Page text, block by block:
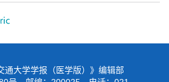
通大学学报（医学版）》编辑部